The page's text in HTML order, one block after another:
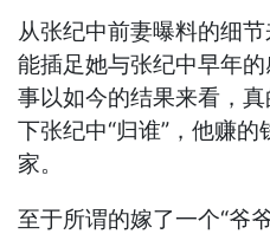
从张纪中前妻曝料的细
能插足她与张纪中早年
事以如今的结果来看，
下张纪中“归谁”，他赚
家。
至于所谓的嫁了一个“爷